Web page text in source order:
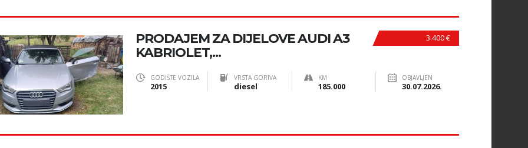
3.400 €
PRODAJEM ZA DIJELOVE AUDI A3
KABRIOLET,...
GODIŠTE VOZILA
2015
VRSTA GORIVA
diesel
KM
185.000
OBJAVLJEN
30.07.2026.